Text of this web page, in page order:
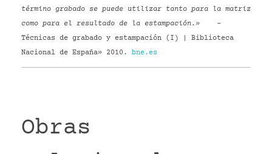
término grabado se puede utilizar tanto para la matriz
como para el resultado de la estampación.» –
Técnicas de grabado y estampación (I) | Biblioteca
Nacional de España» 2010. bne.es
Obras